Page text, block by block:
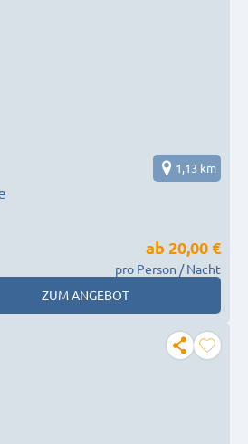
1,13 km
ab 20,00 €
pro Person / Nacht
ZUM ANGEBOT